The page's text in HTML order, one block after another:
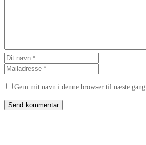
Gem mit navn i denne browser til næste gang